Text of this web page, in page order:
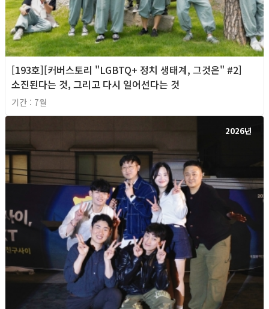
[193호][커버스토리 "LGBTQ+ 정치 생태계, 그것은" #2]
소진된다는 것, 그리고 다시 일어선다는 것
기간 : 7월
2026년